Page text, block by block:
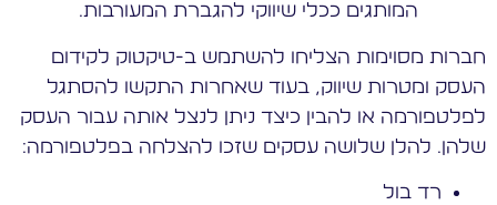
המותגים ככלי שיווקי להגברת המעורבות.
חברות מסוימות הצליחו להשתמש ב-טיקטוק לקידום
העסק ומטרות שיווק, בעוד שאחרות התקשו להסתגל
לפלטפורמה או להבין כיצד ניתן לנצל אותה עבור העסק
שלהן. להלן שלושה עסקים שזכו להצלחה בפלטפורמה:
רד בול